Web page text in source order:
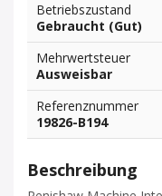
Betriebszustand
Gebraucht (Gut)
Mehrwertsteuer
Ausweisbar
Referenznummer
19826-B194
Beschreibung